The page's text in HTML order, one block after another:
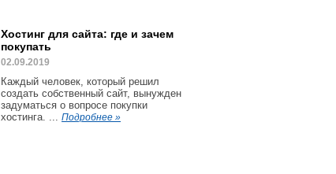
Хостинг для сайта: где и зачем
покупать
02.09.2019
Каждый человек, который решил
создать собственный сайт, вынужден
задуматься о вопросе покупки
хостинга. ... Подробнее »